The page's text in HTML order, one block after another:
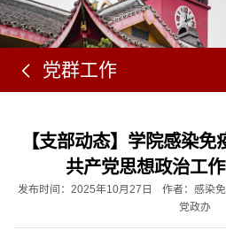
党群工作
【支部动态】学院感染
共产党思想政治工
发布时间：2025年10月27日 作者：感染
党政办